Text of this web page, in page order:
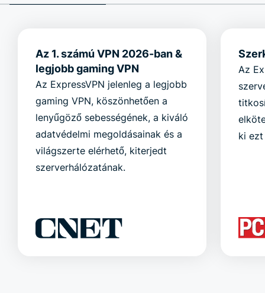
Az 1. számú VPN 2026-ban &
legjobb gaming VPN
Az ExpressVPN jelenleg a legjobb
gaming VPN, köszönhetően a
lenyűgöző sebességének, a kiváló
adatvédelmi megoldásainak és a
világszerte elérhető, kiterjedt
szerverhálózatának.
Az
ki